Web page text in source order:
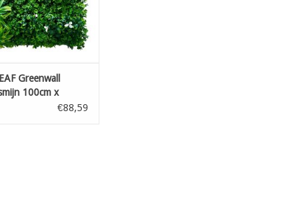
Greenwall
100cm x
€88,59